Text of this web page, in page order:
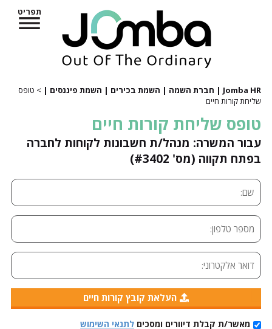
תפריט
Jomba HR | חברת השמה | השמת בכירים | השמת פיננסים |
> טופס
שליחת קורות חיים
טופס שליחת קורות חיים
עבור המשרה: מנהל/ת חשבונות לקוחות לחברה
בפתח תקווה (מס' #3402)
העלאת קובץ קורות חיים
מאשר/ת קבלת דיוורים ומסכים לתנאי השימוש